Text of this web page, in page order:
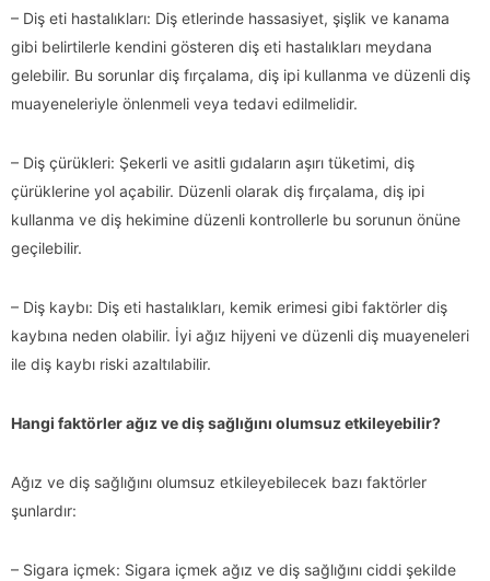
– Diş eti hastalıkları: Diş etlerinde hassasiyet, şişlik ve kanama
gibi belirtilerle kendini gösteren diş eti hastalıkları meydana
gelebilir. Bu sorunlar diş fırçalama, diş ipi kullanma ve düzenli diş
muayeneleriyle önlenmeli veya tedavi edilmelidir.
– Diş çürükleri: Şekerli ve asitli gıdaların aşırı tüketimi, diş
çürüklerine yol açabilir. Düzenli olarak diş fırçalama, diş ipi
kullanma ve diş hekimine düzenli kontrollerle bu sorunun önüne
geçilebilir.
– Diş kaybı: Diş eti hastalıkları, kemik erimesi gibi faktörler diş
kaybına neden olabilir. İyi ağız hijyeni ve düzenli diş muayeneleri
ile diş kaybı riski azaltılabilir.
Hangi faktörler ağız ve diş sağlığını olumsuz etkileyebilir?
Ağız ve diş sağlığını olumsuz etkileyebilecek bazı faktörler
şunlardır:
– Sigara içmek: Sigara içmek ağız ve diş sağlığını ciddi şekilde